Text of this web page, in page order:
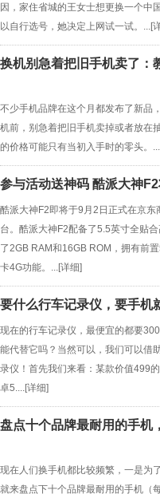
因，家住省城的王女士想更换一个中
以自行选号，她决定上网试一试。...[
换机别急着把旧手机卖了：
不少手机品牌在这个月都发布了新品
机前，别急着把旧手机卖掉或者放在
的价格可能只有当初入手时的零头。
参与活动送神码 酷派大神
酷派大神F2即将于9月2日正式在京
台。酷派大神F2配备了5.5英寸全贴
了2GB RAM和16GB ROM，拥有前
卡4G功能。...[详细]
要什么行车记录仪，要手机
现在的行车记录仪，最便宜的都要
能代替它吗？当然可以，我们可以借
录仪！首先我们来看：某款价值499
卓5....[详细]
盘点十个品牌最耐用的手机
现在人们换手机都比较频繁，一是为
就来盘点下十个品牌最耐用的手机（